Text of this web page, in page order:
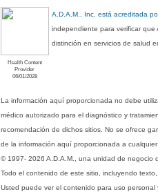
Health Content
Provider
06/01/2028
A.D.A.M., Inc. está acreditada
independiente para verificar que
distinción en servicios de salud
La información aquí proporcionada no debe
médico autorizado para el diagnóstico y
recomendación de dichos sitios. No se ofrece
de la información aquí proporcionada a cualquier
© 1997- 2026 A.D.A.M., una unidad de negocio
Todo el contenido de este sitio, incluyendo
Usted puede ver el contenido para uso personal